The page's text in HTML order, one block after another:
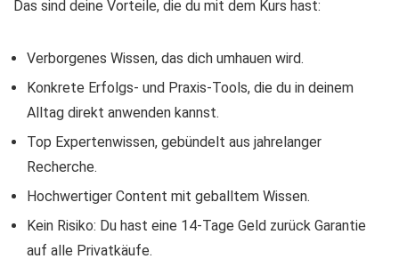
Das sind deine Vorteile, die du mit dem Kurs hast:
Verborgenes Wissen, das dich umhauen wird.
Konkrete Erfolgs- und Praxis-Tools, die du in deinem
Alltag direkt anwenden kannst.
Top Expertenwissen, gebündelt aus jahrelanger
Recherche.
Hochwertiger Content mit geballtem Wissen.
Kein Risiko: Du hast eine 14-Tage Geld zurück Garantie
auf alle Privatkäufe.